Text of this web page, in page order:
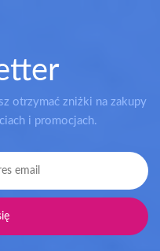
otrzymać zniżki na zakupy
i promocjach.